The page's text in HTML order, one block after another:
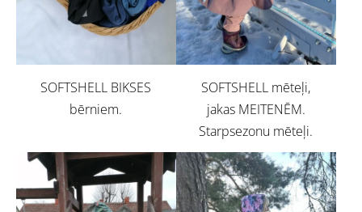
SOFTSHELL BIKSES
bērniem.
SOFTSHELL mēteļi,
jakas MEITENĒM.
Starpsezonu mēteļi.